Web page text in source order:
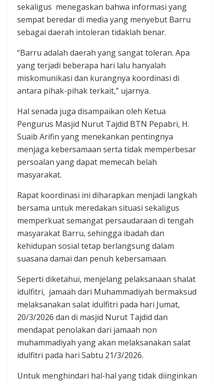
sekaligus menegaskan bahwa informasi yang
sempat beredar di media yang menyebut Barru
sebagai daerah intoleran tidaklah benar.
“Barru adalah daerah yang sangat toleran. Apa
yang terjadi beberapa hari lalu hanyalah
miskomunikasi dan kurangnya koordinasi di
antara pihak-pihak terkait,” ujarnya.
Hal senada juga disampaikan oleh Ketua
Pengurus Masjid Nurut Tajdid BTN Pepabri, H.
Suaib Arifin yang menekankan pentingnya
menjaga kebersamaan serta tidak memperbesar
persoalan yang dapat memecah belah
masyarakat.
Rapat koordinasi ini diharapkan menjadi langkah
bersama untuk meredakan situasi sekaligus
memperkuat semangat persaudaraan di tengah
masyarakat Barru, sehingga ibadah dan
kehidupan sosial tetap berlangsung dalam
suasana damai dan penuh kebersamaan.
Seperti diketahui, menjelang pelaksanaan shalat
idulfitri, jamaah dari Muhammadiyah bermaksud
melaksanakan salat idulfitri pada hari Jumat,
20/3/2026 dan di masjid Nurut Tajdid dan
mendapat penolakan dari jamaah non
muhammadiyah yang akan melaksanakan salat
idulfitri pada hari Sabtu 21/3/2026.
Untuk menghindari hal-hal yang tidak diinginkan